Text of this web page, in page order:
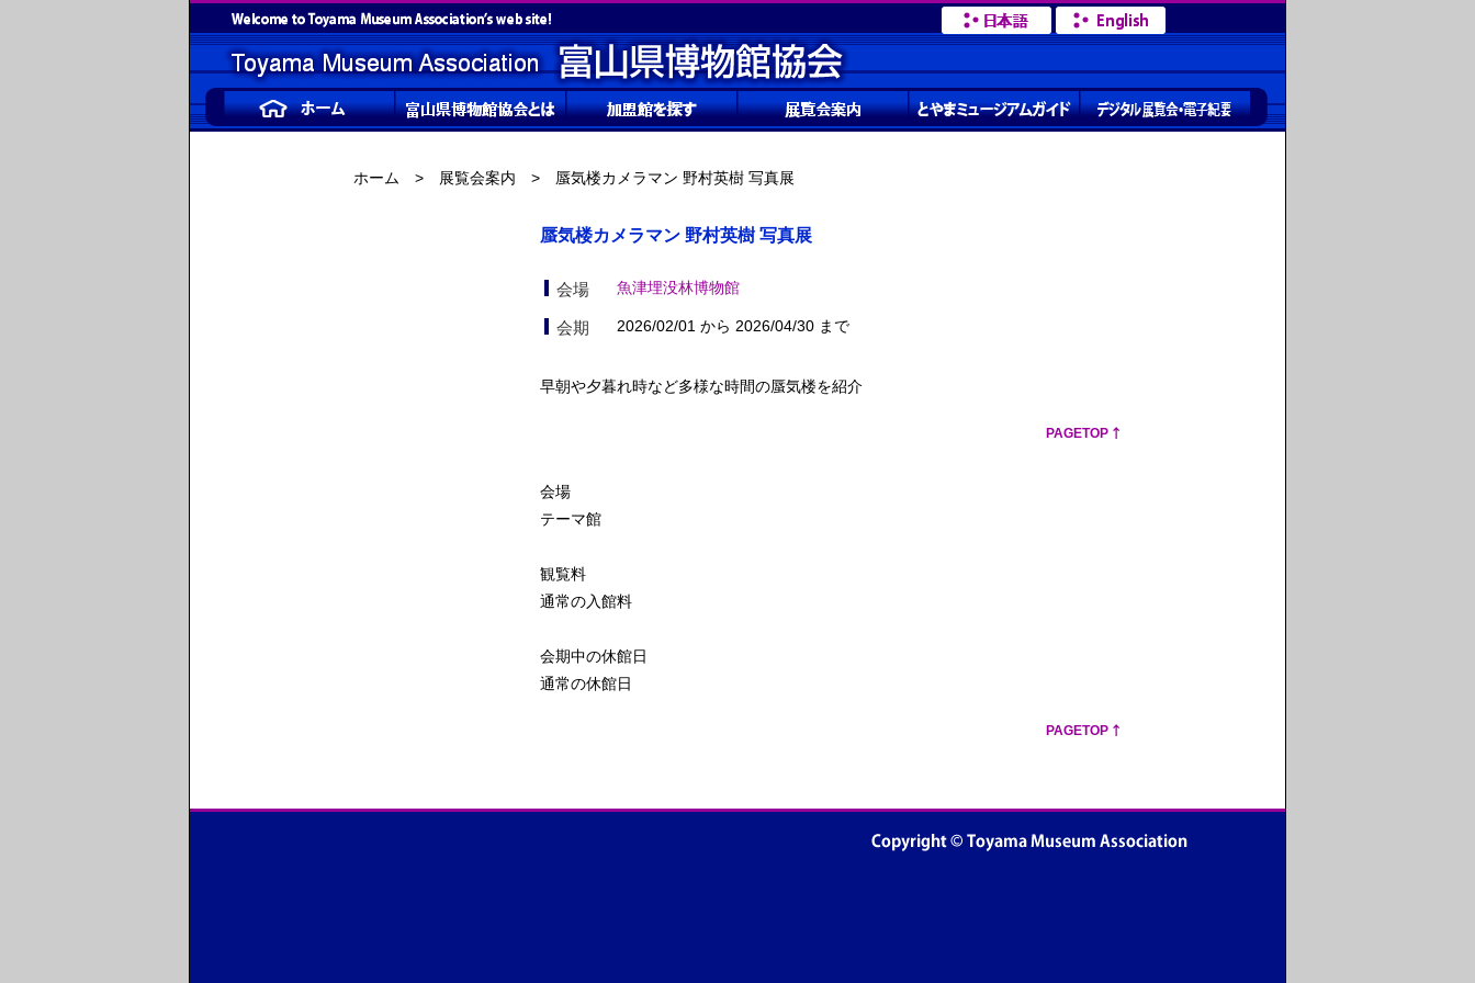
ホーム > 展覧会案内 > 蜃気楼カメラマン 野村英樹 写真展
蜃気楼カメラマン 野村英樹 写真展
会場 魚津埋没林博物館
会期 2026/02/01 から 2026/04/30 まで
早朝や夕暮れ時など多様な時間の蜃気楼を紹介
PAGETOP
会場
テーマ館
観覧料
通常の入館料
会期中の休館日
通常の休館日
PAGETOP